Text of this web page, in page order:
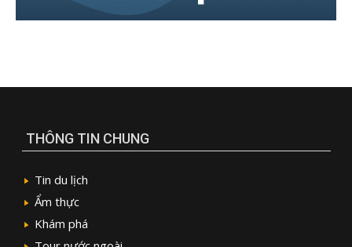
THÔNG TIN CHUNG
Tin du lịch
Ẩm thực
Khám phá